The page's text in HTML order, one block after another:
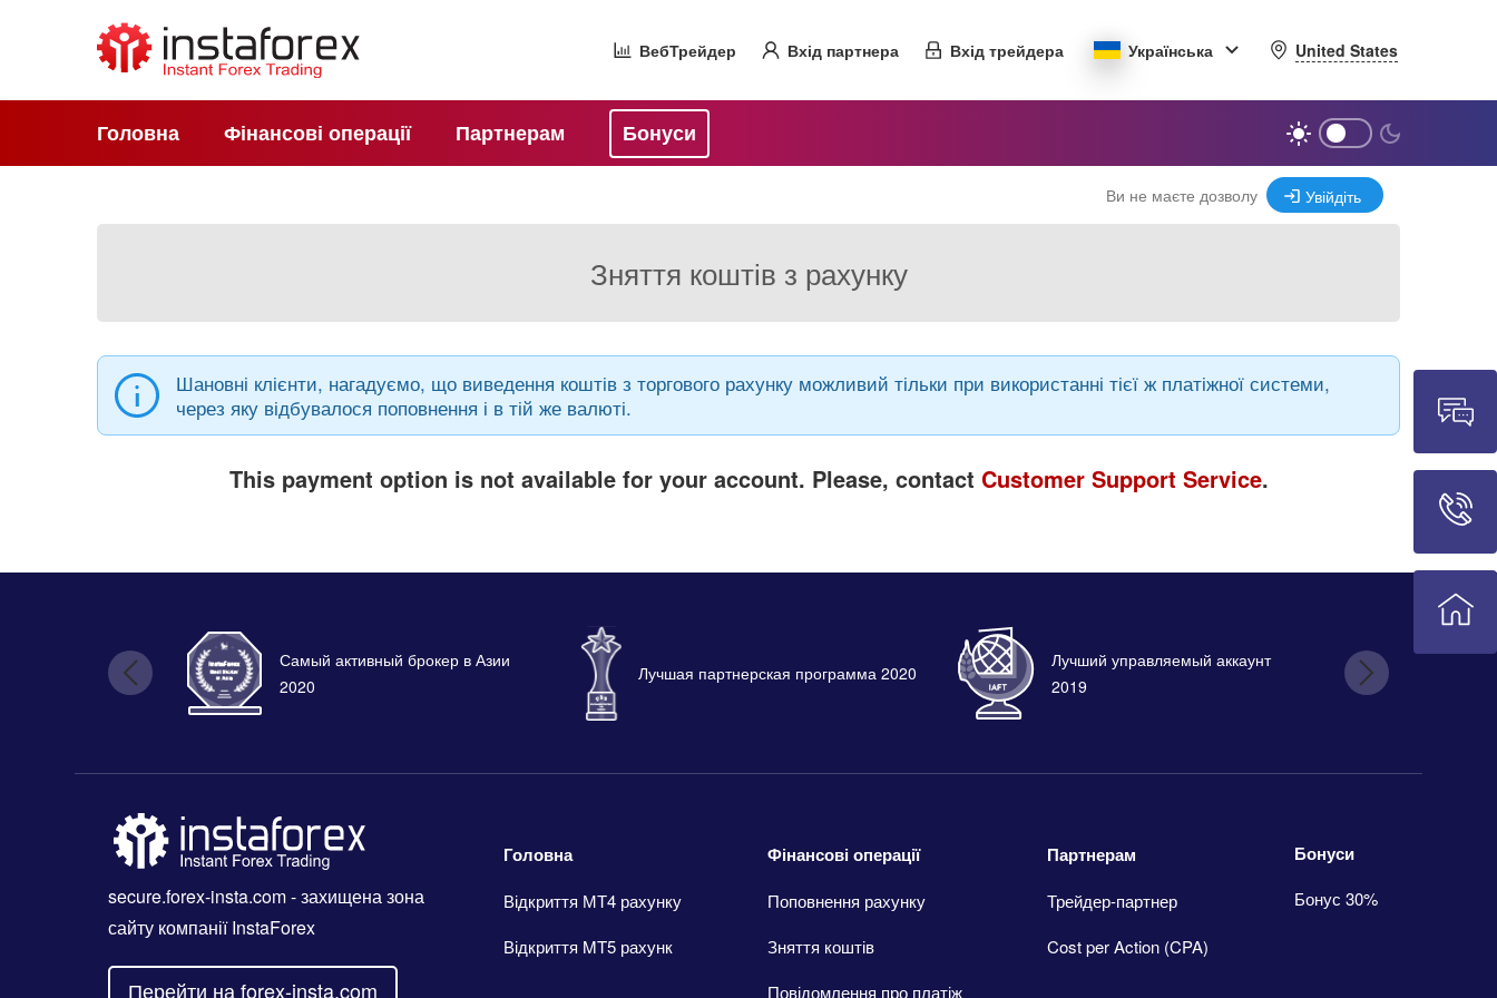
ВебТрейдер Вхід партнера Вхід трейдера Українська United States
Головна Фінансові операції Партнерам Бонуси
Ви не маєте дозволу Увійдіть
Зняття коштів з рахунку
Шановні клієнти, нагадуємо, що виведення коштів з торгового рахунку можливий тільки при використанні тієї ж платіжної системи,
через яку відбувалося поповнення і в тій же валюті.
This payment option is not available for your account. Please, contact Customer Support Service.
Самый активный брокер в Азии
2020
Лучшая партнерская программа 2020
Лучший управляемый аккаунт
2019
secure.forex-insta.com- захищена зона
сайту компанії InstaForex
Перейти на forex-insta.com
Головна
Відкриття МТ4 рахунку
Відкриття MT5 рахунк
Фінансові операції
Поповнення рахунку
Зняття коштів
Повідомлення про платіж
Партнерам
Трейдер-партнер
Cost per Action (CPA)
Бонуси
Бонус 30%